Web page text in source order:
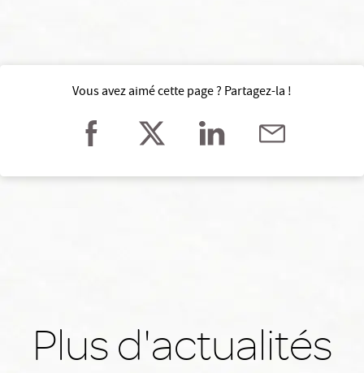
Vous avez aimé cette page ? Partagez-la !
Plus d'actualités